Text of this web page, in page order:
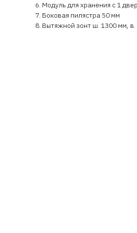
6. Модуль для хранения с 1
7. Боковая пилястра 50 мм
8. Вытяжной зонт ш. 1300 мм,